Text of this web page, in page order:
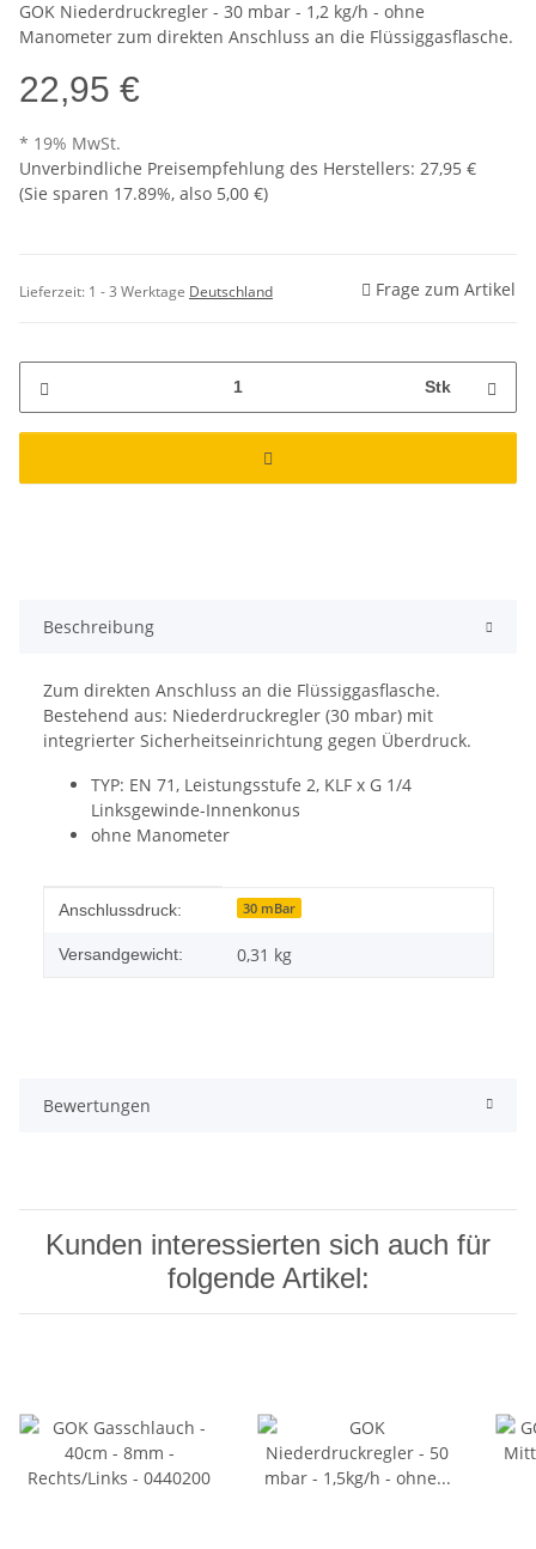
GOK Niederdruckregler - 30 mbar - 1,2 kg/h - ohne
Manometer zum direkten Anschluss an die Flüssiggasflasche.
22,95 €
* 19% MwSt.
Unverbindliche Preisempfehlung des Herstellers: 27,95 €
(Sie sparen 17.89%, also 5,00 €)
Lieferzeit: 1 - 3 Werktage Deutschland Frage zum Artikel
Stk
Beschreibung
Zum direkten Anschluss an die Flüssiggasflasche.
Bestehend aus: Niederdruckregler (30 mbar) mit
integrierter Sicherheitseinrichtung gegen Überdruck.
TYP: EN 71, Leistungsstufe 2, KLF x G 1/4
Linksgewinde-Innenkonus
ohne Manometer
Produkteigenschaft
Wert
Anschlussdruck: 30 mBar
Versandgewicht: 0,31 kg
Bewertungen
Kunden interessierten sich auch für
folgende Artikel: